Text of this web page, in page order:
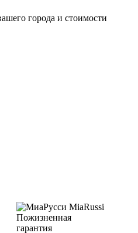
города и стоимости
Пожизненная
гарантия